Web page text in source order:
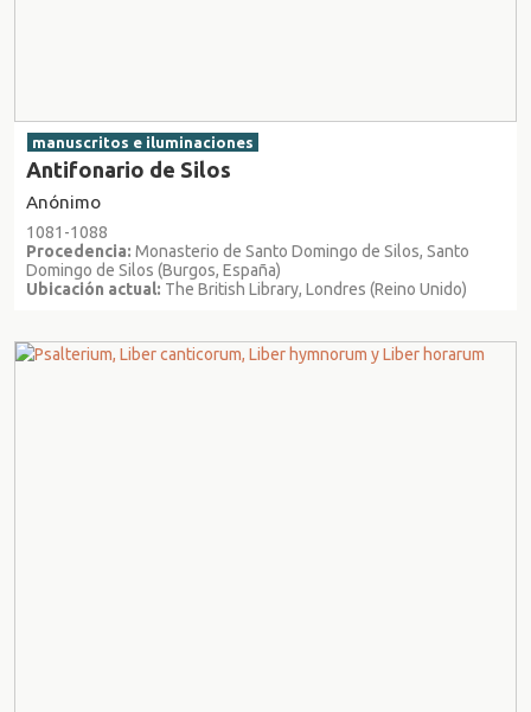
manuscritos e iluminaciones
Antifonario de Silos
Anónimo
1081-1088
Procedencia: Monasterio de Santo Domingo de Silos, Santo
Domingo de Silos (Burgos, España)
Ubicación actual: The British Library, Londres (Reino Unido)